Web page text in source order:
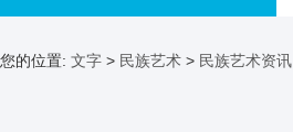
您的位置: 文字 > 民族艺术 > 民族艺术资讯